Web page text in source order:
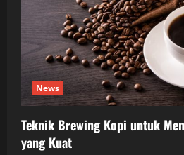
News
Teknik Brewing Kopi untuk
yang Kuat